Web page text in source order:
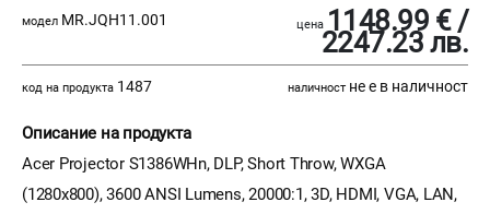
модел MR.JQH11.001 цена 1148.99 € /
2247.23 лв.
код на продукта 1487 наличност не е в наличност
Описание на продукта
Acer Projector S1386WHn, DLP, Short Throw, WXGA
(1280x800), 3600 ANSI Lumens, 20000:1, 3D, HDMI, VGA, LAN,